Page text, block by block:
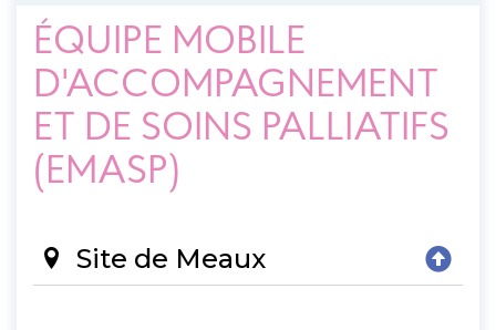
ÉQUIPE MOBILE
D'ACCOMPAGNEMENT
ET DE SOINS PALLIATIFS
(EMASP)
Site de Meaux